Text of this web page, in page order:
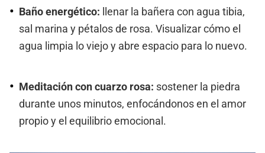
Baño energético:
llenar la bañera con agua tibia,
sal marina y pétalos de rosa. Visualizar cómo el
agua limpia lo viejo y abre espacio para lo nuevo.
Meditación con cuarzo rosa: sostener la piedra
durante unos minutos, enfocándonos en el amor
propio y el equilibrio emocional.